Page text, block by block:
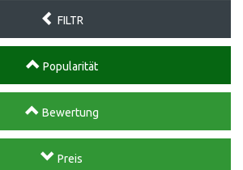
FILTR
Popularität
Bewertung
Preis